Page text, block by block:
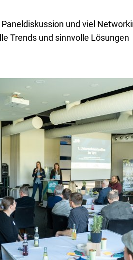
und viel
Trends und sinnvolle Lösungen